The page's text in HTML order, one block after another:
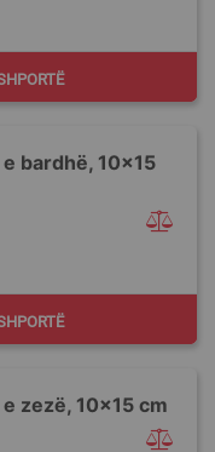
bardhë, 10x15
zezë, 10x15 cm